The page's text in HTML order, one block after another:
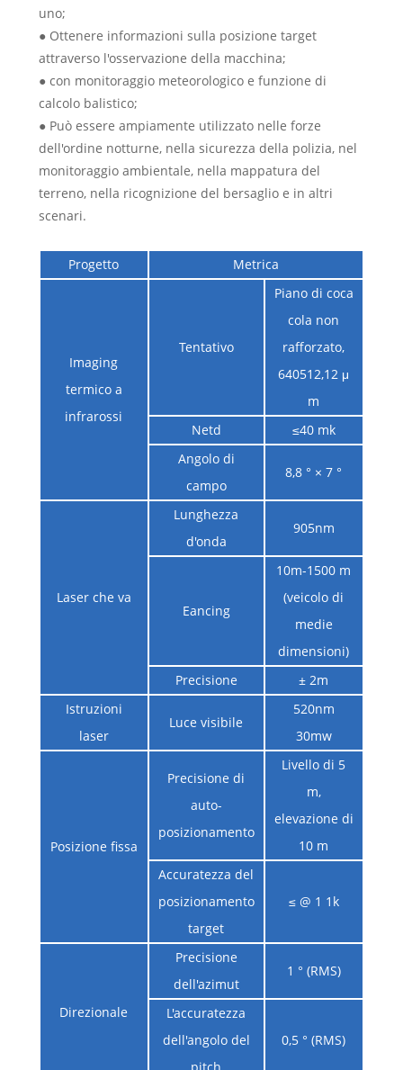
uno;
● Ottenere informazioni sulla posizione target
attraverso l'osservazione della macchina;
● con monitoraggio meteorologico e funzione di
calcolo balistico;
● Può essere ampiamente utilizzato nelle forze
dell'ordine notturne, nella sicurezza della polizia, nel
monitoraggio ambientale, nella mappatura del
terreno, nella ricognizione del bersaglio e in altri
scenari.
Progetto Metrica
Imaging
termico a
infrarossi
Tentativo
Piano di coca
cola non
rafforzato,
640512,12 μ
m
Netd
≤40 mk
Angolo di
campo
8,8 ° × 7 °
Laser che va
Lunghezza
d'onda
905nm
Eancing
10m-1500 m
(veicolo di
medie
dimensioni)
Precisione
± 2m
Istruzioni
laser
Luce visibile
520nm
30mw
Posizione fissa
Precisione di
auto-
posizionamento
Livello di 5
m,
elevazione di
10 m
Accuratezza del
posizionamento
target
≤ @ 1 1k
Direzionale
Precisione
dell'azimut
1 ° (RMS)
L'accuratezza
dell'angolo del
pitch
0,5 ° (RMS)